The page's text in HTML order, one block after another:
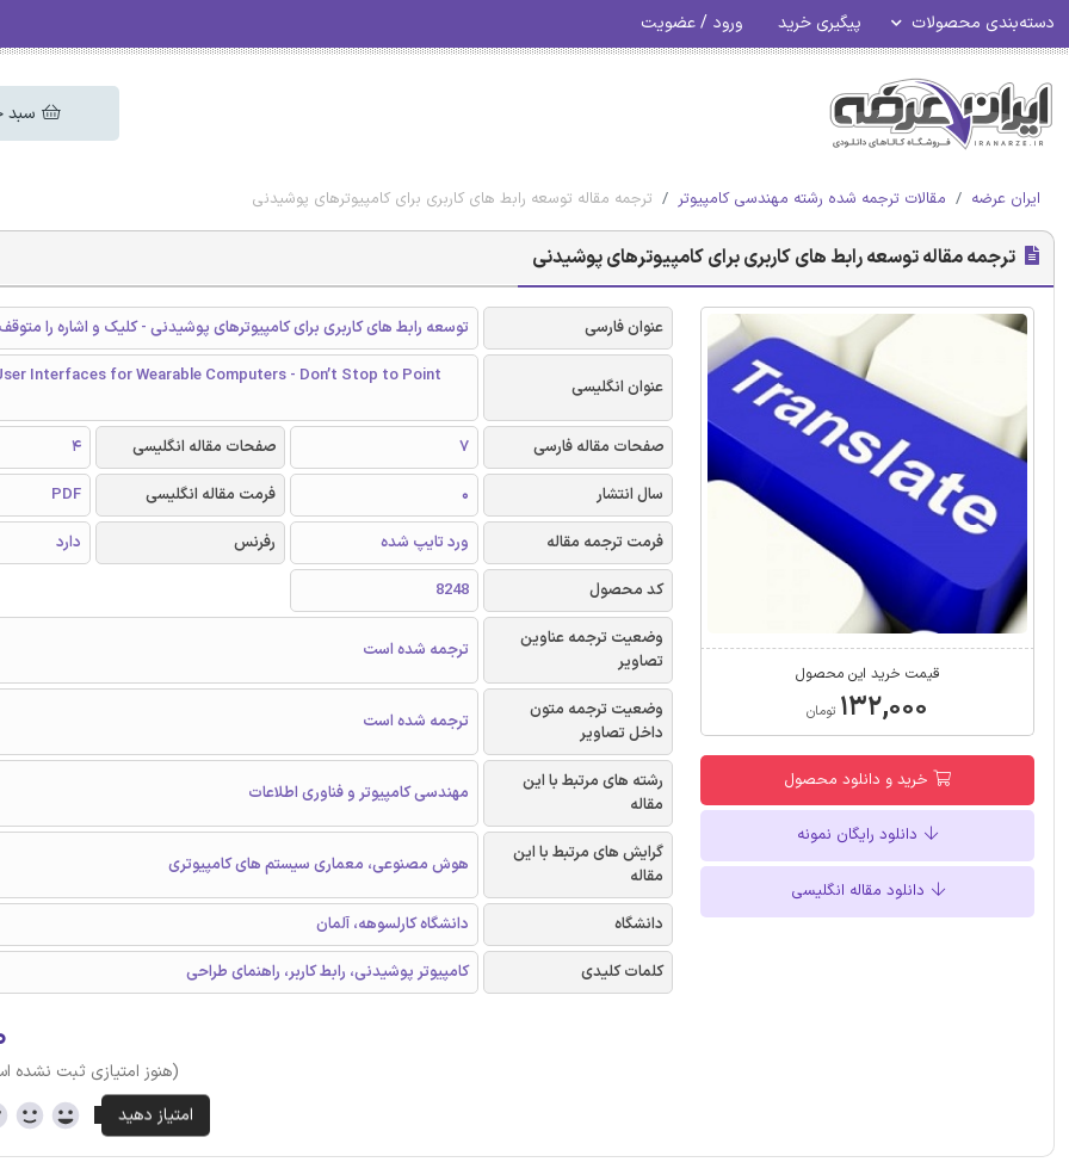
دسته‌بندی محصولات پیگیری خرید ورود / عضویت
سبد
ایران عرضه مقالات ترجمه شده رشته مهندسی کامپیوتر ترجمه مقاله توسعه رابط‌ های کاربری برای کامپیوتر‌های پوشیدنی
ترجمه مقاله توسعه رابط‌ های کاربری برای کامپیوتر‌های پوشیدنی
قیمت خرید این محصول
۱۳۲,۰۰۰ تومان
خرید و دانلود محصول
دانلود رایگان نمونه
دانلود مقاله انگلیسی
عنوان فارسی توسعه رابط‌ های کاربری برای کامپیوتر‌های پوشیدنی - کلیک و اشاره را
عنوان انگلیسی Interfaces for Wearable Computers - Don’t Stop to Point
صفحات مقاله فارسی 7 صفحات مقاله انگلیسی
4
سال انتشار
0 فرمت مقاله انگلیسی
PDF
فرمت ترجمه مقاله
ورد تایپ شده رفرنس
دارد
کد محصول
8248
وضعیت ترجمه عناوین
تصاویر
ترجمه شده است
وضعیت ترجمه متون
داخل تصاویر
ترجمه شده است
رشته های مرتبط با این
مقاله
مهندسی کامپیوتر و فناوری اطلاعات
گرایش های مرتبط با این
مقاله
هوش مصنوعی، معماری سیستم های کامپیوتری
دانشگاه
دانشگاه کارلسوهه، آلمان
کلمات کلیدی
کامپیوتر پوشیدنی، رابط کاربر، راهنمای طراحی
(هنوز امتیازی ثبت نشده